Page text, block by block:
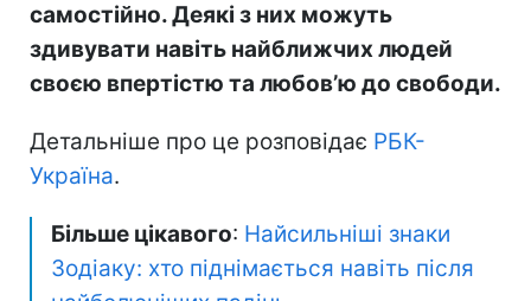
самостійно. Деякі з них можуть
здивувати навіть найближчих людей
своєю впертістю та любов’ю до свободи.
Детальніше про це розповідає РБК-
Україна.
Більше цікавого: Найсильніші знаки
Зодіаку: хто піднімається навіть після